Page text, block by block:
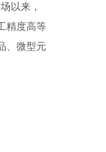
以来，
精度高等
、微型元